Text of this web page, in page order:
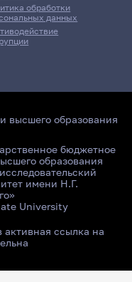
обработки
данных
высшего образования
бюджетное
образования
имени Н.Г.
University
ссылка на